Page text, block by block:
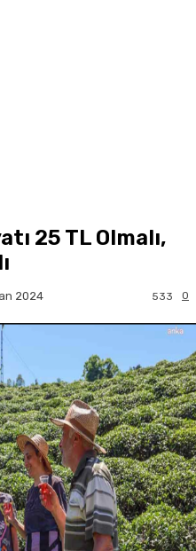
25 TL Olmalı,
2024 0
533